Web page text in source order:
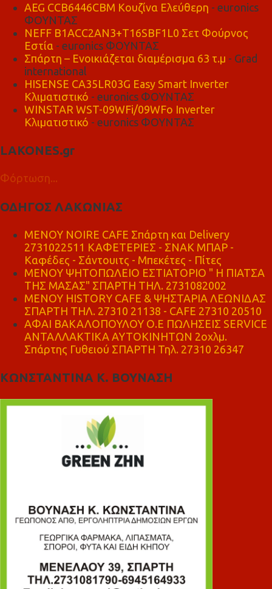
AEG CCB6446CBM Κουζίνα Ελεύθερη - euronics
ΦΟΥΝΤΑΣ
NEFF B1ACC2AN3+T16SBF1L0 Σετ Φούρνος
Εστία - euronics ΦΟΥΝΤΑΣ
Σπάρτη – Ενοικιάζεται διαμέρισμα 63 τ.μ - Grad
international
HISENSE CA35LR03G Easy Smart Inverter
Κλιματιστικό - euronics ΦΟΥΝΤΑΣ
WINSTAR WST-09WFi/09WFo Inverter
Κλιματιστικό - euronics ΦΟΥΝΤΑΣ
LAKONES.gr
Φόρτωση...
ΟΔΗΓΟΣ ΛΑΚΩΝΙΑΣ
MENOY NOIRE CAFE Σπάρτη και Delivery
2731022511 ΚΑΦΕΤΕΡΙΕΣ - ΣΝΑΚ ΜΠΑΡ -
Καφέδες - Σάντουιτς - Μπεκέτες - Πίτες
ΜΕΝΟΥ ΨΗΤΟΠΩΛΕΙΟ ΕΣΤΙΑΤΟΡΙΟ " Η ΠΙΑΤΣΑ
ΤΗΣ ΜΑΣΑΣ" ΣΠΑΡΤΗ ΤΗΛ. 2731082002
ΜΕΝΟΥ HISTORY CAFE & ΨΗΣΤΑΡΙΑ ΛΕΩΝΙΔΑΣ
ΣΠΑΡΤΗ ΤΗΛ. 27310 21138 - CAFE 27310 20510
ΑΦΑΙ ΒΑΚΑΛΟΠΟΥΛΟΥ Ο.Ε ΠΩΛΗΣΕΙΣ SERVICE
ΑΝΤΑΛΛΑΚΤΙΚΑ ΑΥΤΟΚΙΝΗΤΩΝ 2οχλμ.
Σπάρτης Γυθειού ΣΠΑΡΤΗ Τηλ. 27310 26347
ΚΩΝΣΤΑΝΤΙΝΑ Κ. ΒΟΥΝΑΣΗ